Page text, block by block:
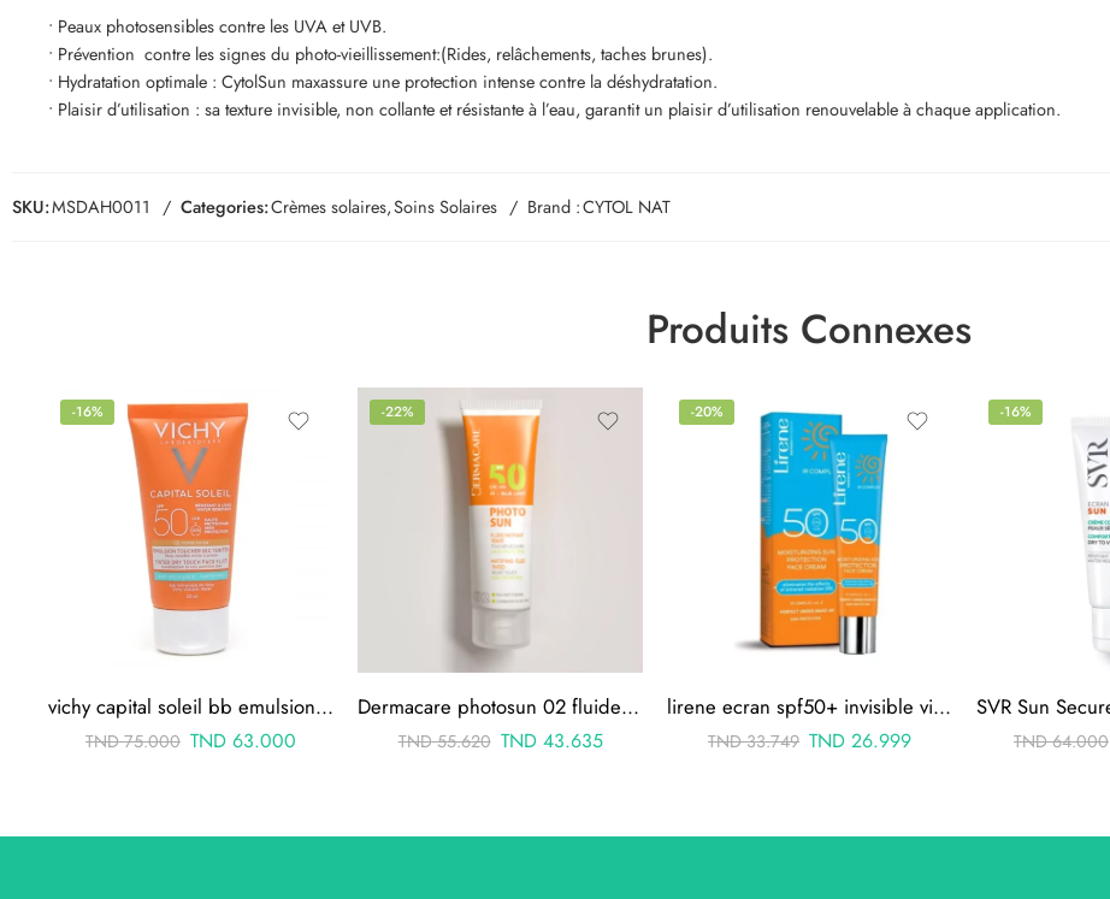
• Peaux photosensibles contre les UVA et UVB.
• Prévention contre les signes du photo-vieillissement:(Rides, relâchements, taches brunes).
• Hydratation optimale : CytolSun maxassure une protection intense contre la déshydratation.
• Plaisir d’utilisation : sa texture invisible, non collante et résistante à l’eau, garantit un plaisir d’utilisation renouvelable à chaque application.
SKU:MSDAH0011 Categories:Crèmes solaires,Soins Solaires Brand :CYTOL NAT
Produits Connexes
-16%
vichy capital soleil bb emulsion toucher sec teinte spf 50 50ml
TND75.000 TND 63.000
-22%
Dermacare photosun 02 fluide matifiante teinte spf 50+ 50ml
TND55.620 TND43.635
-20%
lirene ecran spf50+ invisible visage a base de vit e 40ml
TND33.749 TND 26.999
-16%
TND64.000